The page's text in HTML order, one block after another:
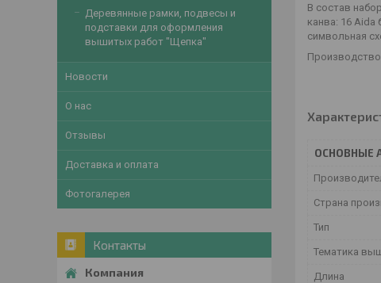
В состав
канва: 16 Aida
символьная
Производство
ОСНОВНЫЕ
Страна
Тип
Тематика
Длина
Деревянные рамки, подвесы и
подставки для оформления
вышитых работ "Щепка"
Новости
О нас
Отзывы
Доставка и оплата
Фотогалерея
Контакты